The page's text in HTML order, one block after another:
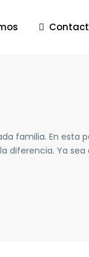
familia. En esta
diferencia. Ya